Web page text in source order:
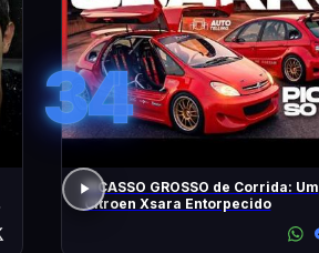
34
PICASSO GROSSO de Corrida: Um
Citroen Xsara Entorpecido